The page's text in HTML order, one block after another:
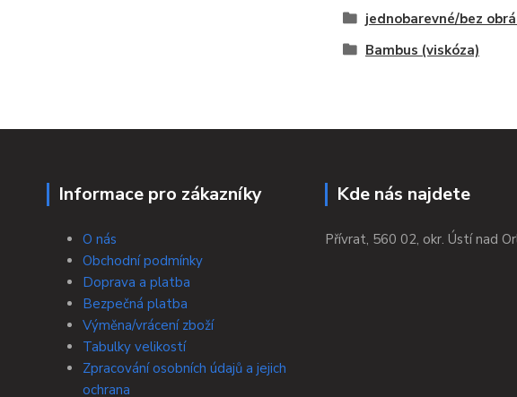
jednobarevné/bez
Bambus (viskóza)
Informace pro zákazníky
O nás
Obchodní podmínky
Doprava a platba
Bezpečná platba
Výměna/vrácení zboží
Tabulky velikostí
Zpracování osobních údajů a jejich
ochrana
Kde nás najdete
Přívrat, 560 02, okr. Ústí nad